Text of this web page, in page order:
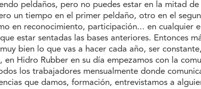
peldaños, pero no puedes estar en la mitad
un tiempo en el primer peldaño, otro en el
en reconocimiento, participación... en cualquier
estar sentadas las bases anteriores. Entonces
bien lo que vas a hacer cada año, ser
en Hidro Rubber en su día empezamos con la
los trabajadores mensualmente donde
que damos, formación, entrevistamos a